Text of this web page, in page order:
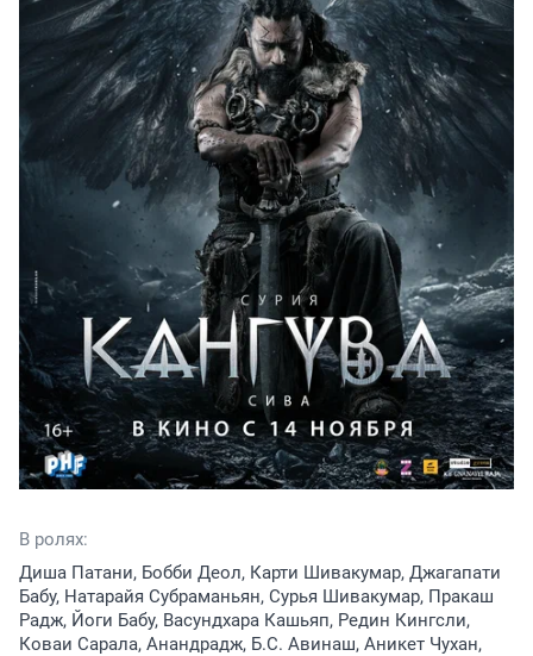
В ролях:
Диша Патани, Бобби Деол, Карти Шивакумар, Джагапати
Бабу, Натарайя Субраманьян, Сурья Шивакумар, Пракаш
Радж, Йоги Бабу, Васундхара Кашьяп, Редин Кингсли,
Коваи Сарала, Анандрадж, Б.С. Авинаш, Аникет Чухан,